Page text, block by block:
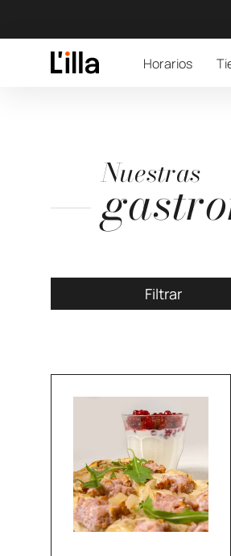
Horarios
Nuestras
Filtrar